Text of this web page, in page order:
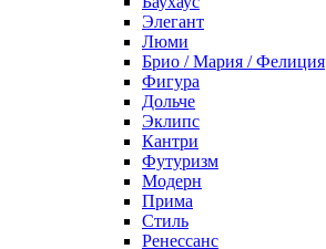
Элегант
Люми
Брио / Мария / Фелиция
Фигура
Дольче
Эклипс
Кантри
Футуризм
Модерн
Прима
Стиль
Ренессанс